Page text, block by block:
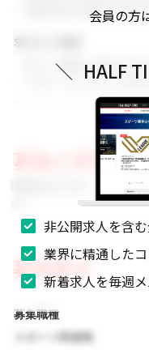
・関連分野の知見をお持
求める人物像
・新しい挑戦に前向きに
・スポーツビジネスに強
募集の背景
事業拡大に伴い、組織体
募集要項
募集職種
スポーツ関連職
会員の方
＼ HALF
非公開求人を含
業界に精通した
新着求人を毎週